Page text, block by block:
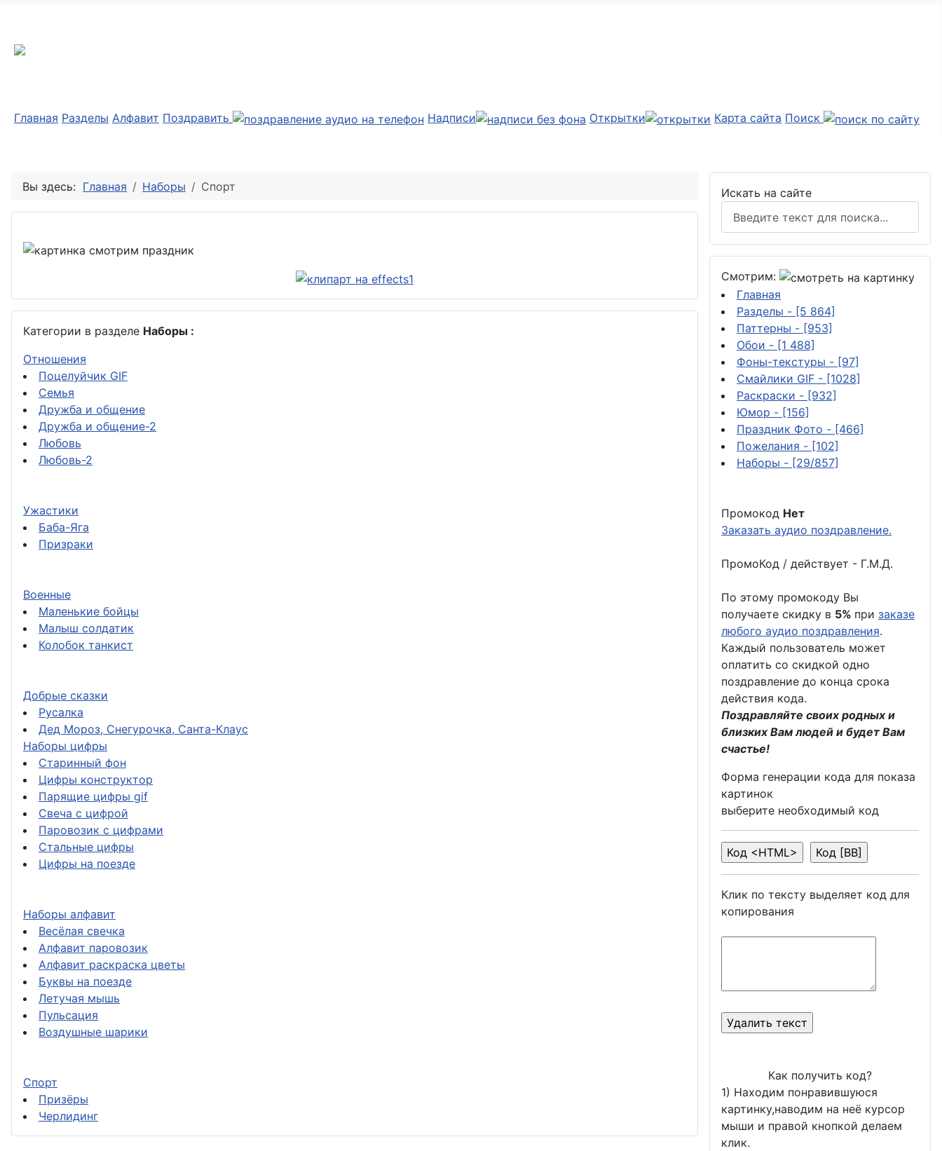
Главная Разделы Алфавит Поздравить Надписи Открытки Карта сайта Поиск
Вы здесь: Главная Наборы Спорт
Категории в разделе Наборы :
Отношения
Поцелуйчик GIF
Семья
Дружба и общение
Дружба и общение-2
Любовь
Любовь-2
Ужастики
Баба-Яга
Призраки
Военные
Маленькие бойцы
Малыш солдатик
Колобок танкист
Добрые сказки
Русалка
Дед Мороз, Снегурочка, Санта-Клаус
Наборы цифры
Старинный фон
Цифры конструктор
Парящие цифры gif
Свеча с цифрой
Паровозик с цифрами
Стальные цифры
Цифры на поезде
Наборы алфавит
Весёлая свечка
Алфавит паровозик
Алфавит раскраска цветы
Буквы на поезде
Летучая мышь
Пульсация
Воздушные шарики
Спорт
Призёры
Черлидинг
Искать на сайте
Смотрим:
Главная
Разделы - [5 864]
Паттерны - [953]
Обои - [1 488]
Фоны-текстуры - [97]
Смайлики GIF - [1028]
Раскраски - [932]
Юмор - [156]
Праздник Фото - [466]
Пожелания - [102]
Наборы - [29/857]
Промокод Нет
Заказать аудио поздравление.
ПромоКод / действует - Г.М.Д.
По этому промокоду Вы
получаете скидку в 5% при заказе
любого аудио поздравления.
Каждый пользователь может
оплатить со скидкой одно
поздравление до конца срока
действия кода.
Поздравляйте своих родных и
близких Вам людей и будет Вам
счастье!
Форма генерации кода для показа
картинок
выберите необходимый код
Клик по тексту выделяет код для
копирования
Как получить код?
1) Находим понравившуюся
картинку,наводим на неё курсор
мыши и правой кнопкой делаем
клик.